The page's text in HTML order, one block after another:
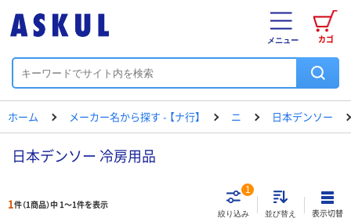
カゴ
メニュー
ホーム メーカー名から探す - 【ナ行】 ニ 日本デンソー
日本デンソー 冷房用品
1件（1商品）中 1～1件を表示
絞り込み
1
並び替え 表示切替